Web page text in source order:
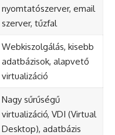
nyomtatószerver, email
szerver, tűzfal
Webkiszolgálás, kisebb
adatbázisok, alapvető
virtualizáció
Nagy sűrűségű
virtualizáció, VDI (Virtual
Desktop), adatbázis